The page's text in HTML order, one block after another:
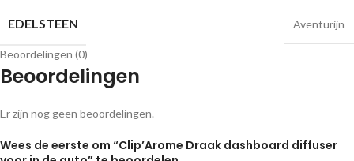
EDELSTEEN Aventurijn
Beoordelingen (0)
Beoordelingen
Er zijn nog geen beoordelingen.
Wees de eerste om “Clip’Arome Draak dashboard diffuser